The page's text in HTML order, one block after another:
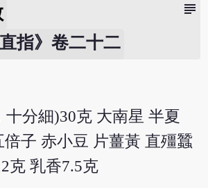
subject
直指》卷二十二
分細)30克 大南星 半夏
倍子 赤小豆 片薑黃 直殭蠶
克 乳香7.5克